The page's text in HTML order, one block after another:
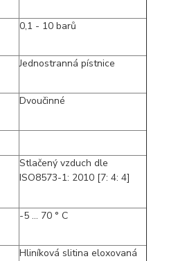
0,1 - 10 barů
Jednostranná pístnice
Dvoučinné
Stlačený vzduch dle
ISO8573-1: 2010 [7: 4: 4]
-5 ... 70 ° C
Hliníková slitina eloxovaná